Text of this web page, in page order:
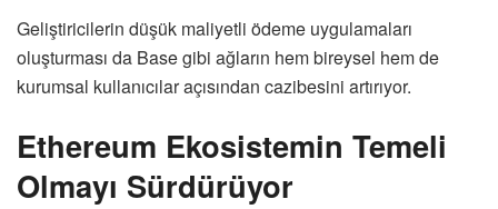
Geliştiricilerin düşük maliyetli ödeme uygulamaları
oluşturması da Base gibi ağların hem bireysel hem de
kurumsal kullanıcılar açısından cazibesini artırıyor.
Ethereum Ekosistemin Temeli
Olmayı Sürdürüyor